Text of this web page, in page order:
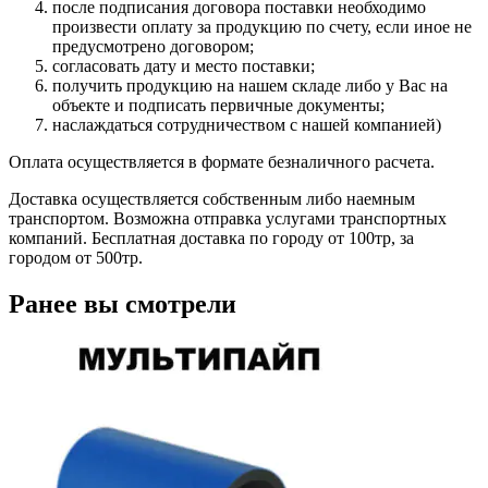
после подписания договора поставки необходимо
произвести оплату за продукцию по счету, если иное не
предусмотрено договором;
согласовать дату и место поставки;
получить продукцию на нашем складе либо у Вас на
объекте и подписать первичные документы;
наслаждаться сотрудничеством с нашей компанией)
Оплата осуществляется в формате безналичного расчета.
Доставка осуществляется собственным либо наемным
транспортом. Возможна отправка услугами транспортных
компаний. Бесплатная доставка по городу от 100тр, за
городом от 500тр.
Ранее вы смотрели